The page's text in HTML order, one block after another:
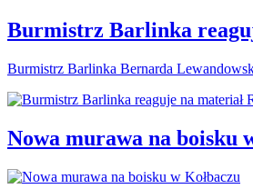
Burmistrz Barlinka
Burmistrz Barlinka Bernarda
Nowa murawa na boisku